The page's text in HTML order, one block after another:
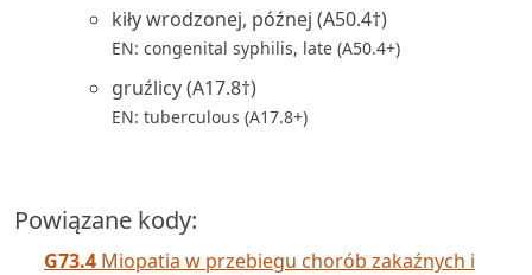
kiły wrodzonej, późnej (A50.4†)
EN: congenital syphilis, late (A50.4+)
gruźlicy (A17.8†)
EN: tuberculous (A17.8+)
Powiązane kody:
G73.4 Miopatia w przebiegu chorób zakaźnych i